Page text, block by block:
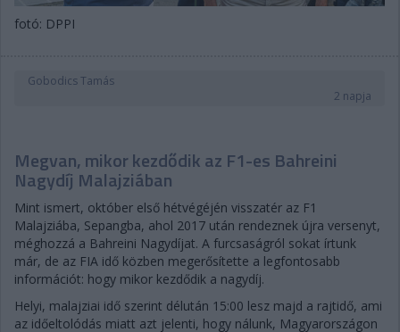
fotó: DPPI
Gobodics Tamás
2 napja
Megvan, mikor kezdődik az F1-es Bahreini
Nagydíj Malajziában
Mint ismert, október első hétvégéjén visszatér az F1
Malajziába, Sepangba, ahol 2017 után rendeznek újra versenyt,
méghozzá a Bahreini Nagydíjat. A furcsaságról sokat írtunk
már, de az FIA idő közben megerősítette a legfontosabb
információt: hogy mikor kezdődik a nagydíj.
Helyi, malajziai idő szerint délután 15:00 lesz majd a rajtidő, ami
az időeltolódás miatt azt jelenti, hogy nálunk, Magyarországon